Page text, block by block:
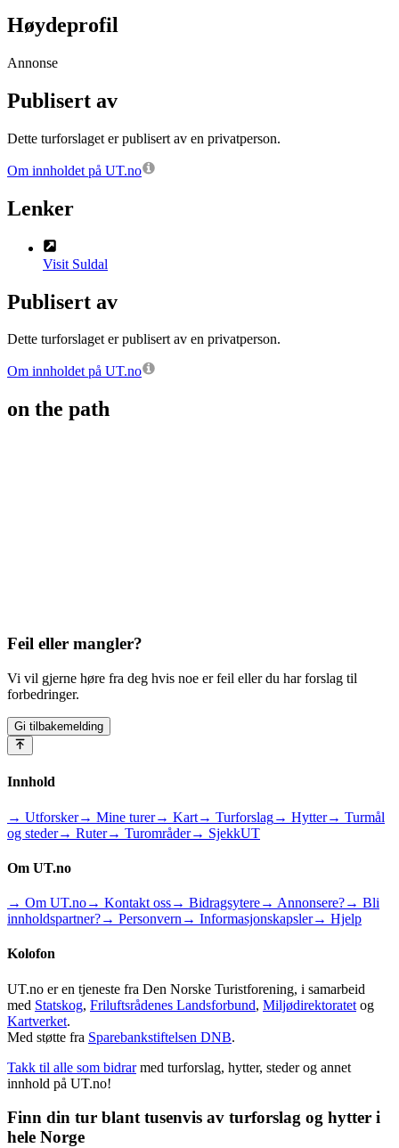
Høydeprofil
Annonse
Publisert av
Dette turforslaget er publisert av en privatperson.
Om innholdet på UT.no
Lenker
Visit Suldal
Publisert av
Dette turforslaget er publisert av en privatperson.
Om innholdet på UT.no
on the path
Feil eller mangler?
Vi vil gjerne høre fra deg hvis noe er feil eller du har forslag til
forbedringer.
Gi tilbakemelding
Innhold
→ Utforsker→ Mine turer→ Kart→ Turforslag→ Hytter→ Turmål
og steder→ Ruter→ Turområder→ SjekkUT
Om UT.no
→ Om UT.no→ Kontakt oss→ Bidragsytere→ Annonsere?→ Bli
innholdspartner?→ Personvern → Informasjonskapsler→ Hjelp
Kolofon
UT.no er en tjeneste fra Den Norske Turistforening, i samarbeid
med Statskog, Friluftsrådenes Landsforbund, Miljødirektoratet og
Kartverket.
Med støtte fra Sparebankstiftelsen DNB.
Takk til alle som bidrar med turforslag, hytter, steder og annet
innhold på UT.no!
Finn din tur blant tusenvis av turforslag og hytter i
hele Norge